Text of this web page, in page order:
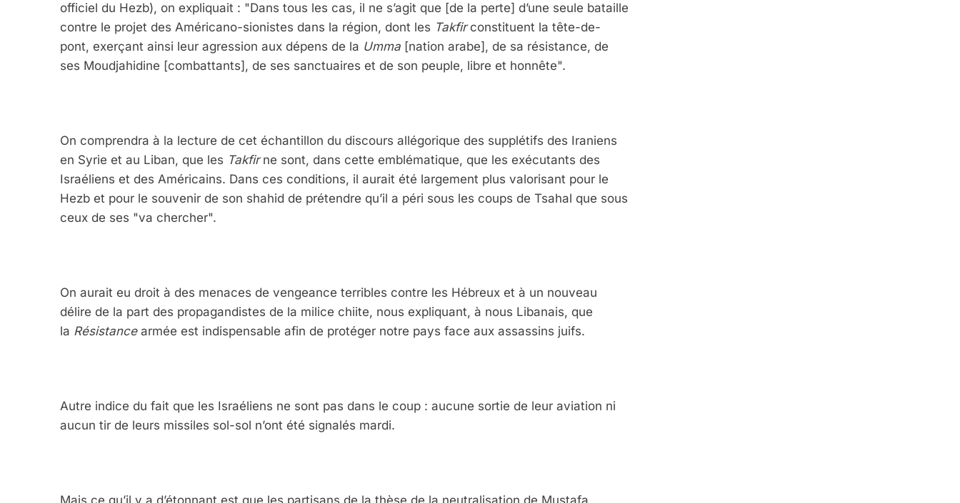
officiel du Hezb), on expliquait : "Dans tous les cas, il ne s’agit que [de la perte] d’une seule bataille
contre le projet des Américano-sionistes dans la région, dont les Takfirconstituent la tête-de-
pont, exerçant ainsi leur agression aux dépens de la Umma [nation arabe], de sa résistance, de
ses Moudjahidine [combattants], de ses sanctuaires et de son peuple, libre et honnête".
On comprendra à la lecture de cet échantillon du discours allégorique des supplétifs des Iraniens
en Syrie et au Liban, que les Takfirne sont, dans cette emblématique, que les exécutants des
Israéliens et des Américains. Dans ces conditions, il aurait été largement plus valorisant pour le
Hezb et pour le souvenir de son shahid de prétendre qu’il a péri sous les coups de Tsahal que sous
ceux de ses "va chercher".
On aurait eu droit à des menaces de vengeance terribles contre les Hébreux et à un nouveau
délire de la part des propagandistes de la milice chiite, nous expliquant, à nous Libanais, que
la Résistance armée est indispensable afin de protéger notre pays face aux assassins juifs.
Autre indice du fait que les Israéliens ne sont pas dans le coup : aucune sortie de leur aviation ni
aucun tir de leurs missiles sol-sol n’ont été signalés mardi.